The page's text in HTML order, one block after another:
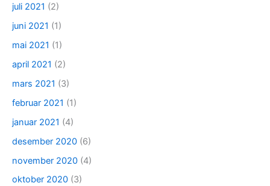
juli 2021 (2)
juni 2021 (1)
mai 2021 (1)
april 2021 (2)
mars 2021 (3)
februar 2021 (1)
januar 2021 (4)
desember 2020 (6)
november 2020 (4)
oktober 2020 (3)